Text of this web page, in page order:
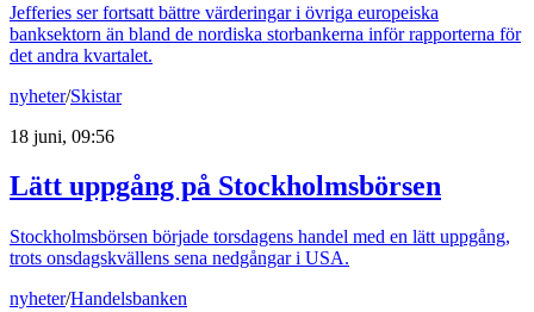
Jefferies ser fortsatt bättre värderingar i övriga europeiska
banksektorn än bland de nordiska storbankerna inför rapporterna för
det andra kvartalet.
nyheter/Skistar
18 juni, 09:56
Lätt uppgång på Stockholmsbörsen
Stockholmsbörsen började torsdagens handel med en lätt uppgång,
trots onsdagskvällens sena nedgångar i USA.
nyheter/Handelsbanken